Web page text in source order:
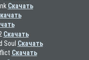
Скачать
Скачать
Soul Скачать
Скачать